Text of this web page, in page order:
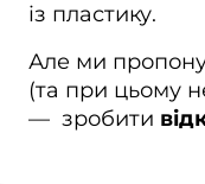
із пластику.
Але ми
(та при цьому
— зробити